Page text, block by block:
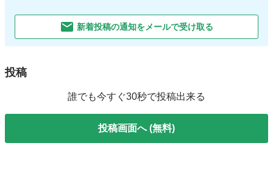
新着投稿の通知をメールで受け取る
投稿
誰でも今すぐ30秒で投稿出来る
投稿画面へ (無料)